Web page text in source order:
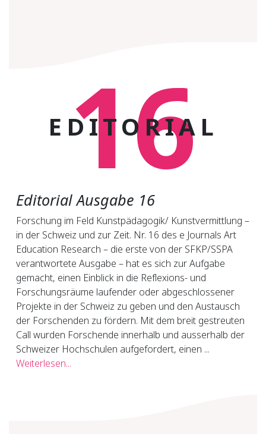
16
EDITORIAL
Editorial Ausgabe 16
Forschung im Feld Kunstpädagogik/ Kunstvermittlung –
in der Schweiz und zur Zeit. Nr. 16 des e Journals Art
Education Research – die erste von der SFKP/SSPA
verantwortete Ausgabe – hat es sich zur Aufgabe
gemacht, einen Einblick in die Reflexions- und
Forschungsräume laufender oder abgeschlossener
Projekte in der Schweiz zu geben und den Austausch
der Forschenden zu fördern. Mit dem breit gestreuten
Call wurden Forschende innerhalb und ausserhalb der
Schweizer Hochschulen aufgefordert, einen ...
Weiterlesen...